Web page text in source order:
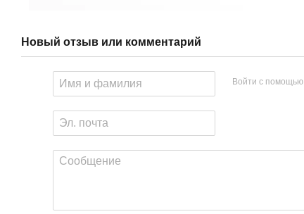
Новый отзыв или комментарий
Войти с помощью